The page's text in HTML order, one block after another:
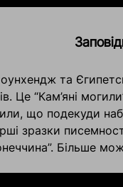
та
Це “Кам’яні
що подекуди
зразки
Більше